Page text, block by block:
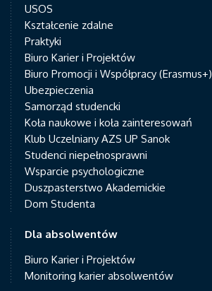
USOS
Kształcenie zdalne
Praktyki
Biuro Karier i Projektów
Biuro Promocji i Współpracy (Erasmus+)
Ubezpieczenia
Samorząd studencki
Koła naukowe i koła zainteresowań
Klub Uczelniany AZS UP Sanok
Studenci niepełnosprawni
Wsparcie psychologiczne
Duszpasterstwo Akademickie
Dom Studenta
Dla absolwentów
Biuro Karier i Projektów
Monitoring karier absolwentów